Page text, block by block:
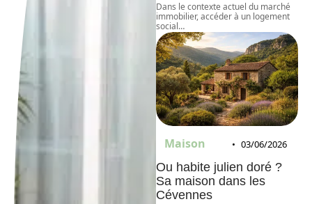
Dans le contexte actuel du marché
immobilier, accéder à un logement
social…
Maison 03/06/2026
Ou habite julien doré ?
Sa maison dans les
Cévennes